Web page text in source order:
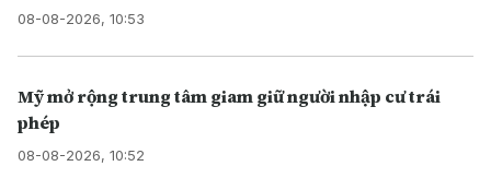
08-08-2026, 10:53
Mỹ mở rộng trung tâm giam giữ người nhập cư trái
phép
08-08-2026, 10:52